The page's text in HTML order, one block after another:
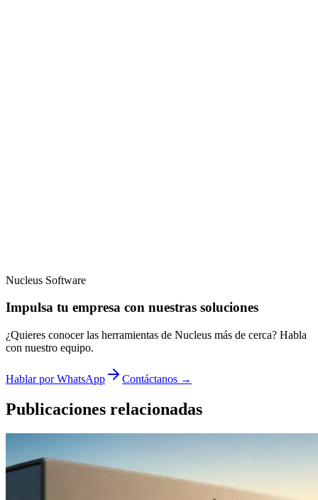
Nucleus Software
Impulsa tu empresa con nuestras soluciones
¿Quieres conocer las herramientas de Nucleus más de cerca? Habla
con nuestro equipo.
Hablar por WhatsApp Contáctanos →
Publicaciones relacionadas